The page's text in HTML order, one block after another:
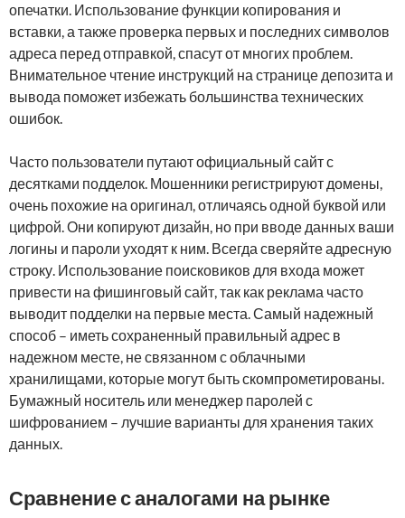
опечатки. Использование функции копирования и
вставки, а также проверка первых и последних символов
адреса перед отправкой, спасут от многих проблем.
Внимательное чтение инструкций на странице депозита и
вывода поможет избежать большинства технических
ошибок.
Часто пользователи путают официальный сайт с
десятками подделок. Мошенники регистрируют домены,
очень похожие на оригинал, отличаясь одной буквой или
цифрой. Они копируют дизайн, но при вводе данных ваши
логины и пароли уходят к ним. Всегда сверяйте адресную
строку. Использование поисковиков для входа может
привести на фишинговый сайт, так как реклама часто
выводит подделки на первые места. Самый надежный
способ – иметь сохраненный правильный адрес в
надежном месте, не связанном с облачными
хранилищами, которые могут быть скомпрометированы.
Бумажный носитель или менеджер паролей с
шифрованием – лучшие варианты для хранения таких
данных.
Сравнение с аналогами на рынке